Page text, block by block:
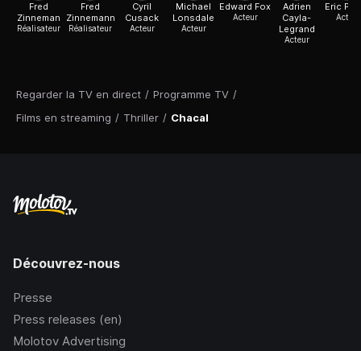
Regarder la TV en direct / Programme TV /
Films en streaming / Thriller / Chacal
Fred
Zinneman
Réalisateur
Fred
Zinnemann
Réalisateur
Cyril
Cusack
Acteur
Michael
Lonsdale
Acteur
Edward Fox
Acteur
Adrien
Cayla-
Legrand
Acteur
Eric
Acteur
Découvrez-nous
Presse
Press releases (en)
Molotov Advertising